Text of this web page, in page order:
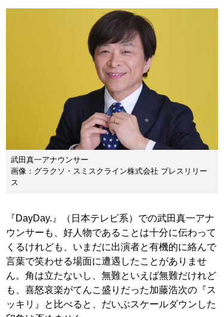
武田真一アナウンサー
画像：グラクソ・スミスクライン株式会社 プレスリリー
ス
『DayDay.』（日本テレビ系）での武田真一アナ
ウンサーも、好人物であることは十分に伝わって
くるけれども、いまだに出演者と有機的に絡んで
言葉で笑わせる場面に遭遇したことがありませ
ん。角は立たないし、無難といえば無難だけれど
も、喜怒哀楽がてんこ盛りだった加藤浩次の『ス
ッキリ』と比べると、だいぶスケールダウンした